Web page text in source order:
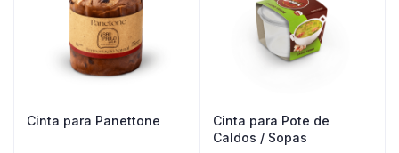
Cinta para Panettone
Cinta para Pote de
Caldos / Sopas